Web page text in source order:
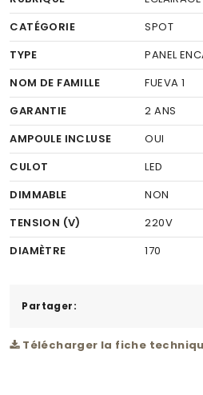
CATÉGORIE
SPOT
TYPE
PANEL
NOM DE FAMILLE
FUEVA 1
GARANTIE
2 ANS
AMPOULE INCLUSE
OUI
CULOT
LED
DIMMABLE
NON
TENSION (V)
220V
DIAMÈTRE
170
COULEUR FINITION
Partager:
Télécharger la fiche